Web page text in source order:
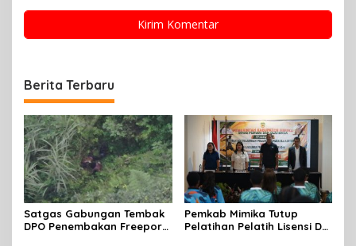
Berita Terbaru
Satgas Gabungan Tembak
DPO Penembakan Freeport
Pemkab Mimika Tutup
Pelatihan Pelatih Lisensi D